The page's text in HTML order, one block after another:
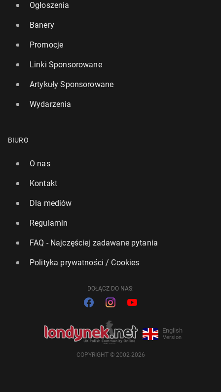
Ogłoszenia
Banery
Promocje
Linki Sponsorowane
Artykuły Sponsorowane
Wydarzenia
BIURO
O nas
Kontakt
Dla mediów
Regulamin
FAQ - Najczęściej zadawane pytania
Polityka prywatności / Cookies
DOŁĄCZ DO NAS:
English
Version
COPYRIGHT © 2002-2026